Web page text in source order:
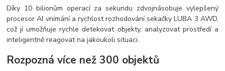
Díky 10 bilionům operací za sekundu zdvojnásobuje vylepšený
procesor AI vnímání a rychlost rozhodování sekačky LUBA 3 AWD,
což jí umožňuje rychle detekovat objekty, analyzovat prostředí a
inteligentně reagovat na jakoukoli situaci.
Rozpozná více než 300 objektů